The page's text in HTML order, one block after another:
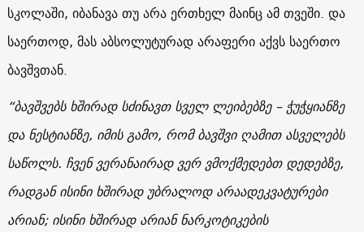
სკოლაში, იბანავა თუ არა ერთხელ მაინც ამ თვეში. და
საერთოდ, მას აბსოლუტურად არაფერი აქვს საერთო
ბავშვთან.
“ბავშვებს ხშირად სძინავთ სველ ლეიბებზე – ჭუჭყიანზე
და ნესტიანზე, იმის გამო, რომ ბავშვი ღამით ასველებს
საწოლს. ჩვენ ვერანაირად ვერ ვმოქმედებთ დედებზე,
რადგან ისინი ხშირად უბრალოდ არაადეკვატურები
არიან; ისინი ხშირად არიან ნარკოტიკების